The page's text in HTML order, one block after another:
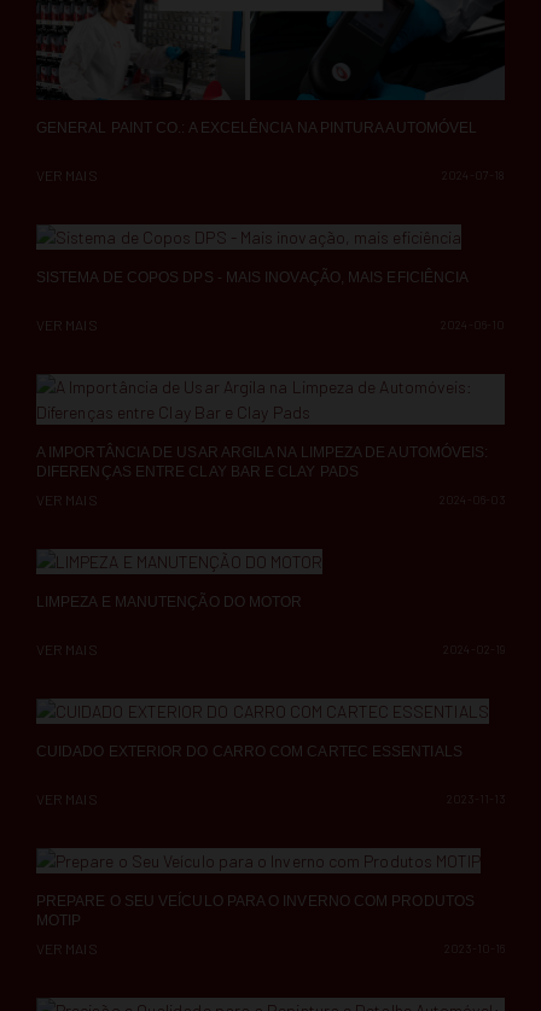
GENERAL PAINT CO.: A EXCELÊNCIA NA PINTURA AUTOMÓVEL
2024-07-18
VER MAIS
SISTEMA DE COPOS DPS - MAIS INOVAÇÃO, MAIS EFICIÊNCIA
2024-06-10
VER MAIS
A IMPORTÂNCIA DE USAR ARGILA NA LIMPEZA DE AUTOMÓVEIS:
DIFERENÇAS ENTRE CLAY BAR E CLAY PADS
2024-06-03
VER MAIS
LIMPEZA E MANUTENÇÃO DO MOTOR
2024-02-19
VER MAIS
CUIDADO EXTERIOR DO CARRO COM CARTEC ESSENTIALS
VER MAIS
PREPARE O SEU VEÍCULO PARA O INVERNO COM PRODUTOS
MOTIP
VER MAIS